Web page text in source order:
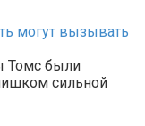
могут вызывать
Томс были
сильной